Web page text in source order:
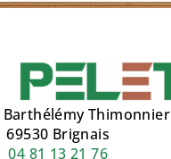
Barthélémy Thimonnier
69530 Brignais
04 81 13 21 76